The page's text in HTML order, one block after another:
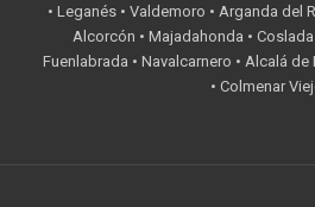
• Leganés • Valdemoro • Arganda del
Alcorcón • Majadahonda • Coslada
Fuenlabrada • Navalcarnero • Alcalá
• Colmenar